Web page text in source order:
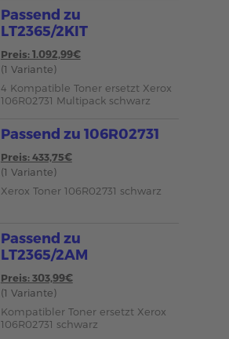
Passend zu
LT2365/2KIT
Preis: 1.092,99€
(1 Variante)
4 Kompatible Toner ersetzt Xerox
106R02731 Multipack schwarz
Passend zu 106R02731
Preis: 433,75€
(1 Variante)
Xerox Toner 106R02731 schwarz
Passend zu
LT2365/2AM
Preis: 303,99€
(1 Variante)
Kompatibler Toner ersetzt Xerox
106R02731 schwarz